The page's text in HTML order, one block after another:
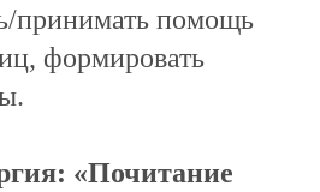
принимать помощь
формировать
«Почитание